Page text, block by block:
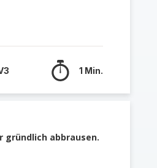
1 Min.
gründlich abbrausen.